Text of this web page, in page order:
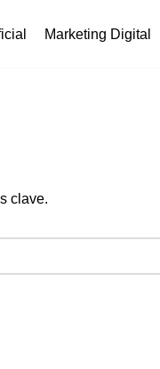
Marketing Digital
clave.